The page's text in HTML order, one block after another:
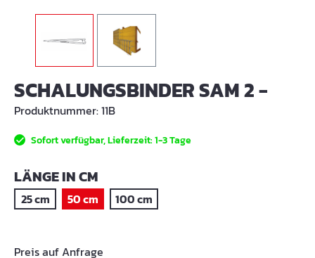
SCHALUNGSBINDER SAM 2 -
Produktnummer:11B
Sofort verfügbar, Lieferzeit: 1-3 Tage
LÄNGE IN CMAUSWÄHLEN
25 cm 50 cm 100 cm
Preis auf Anfrage